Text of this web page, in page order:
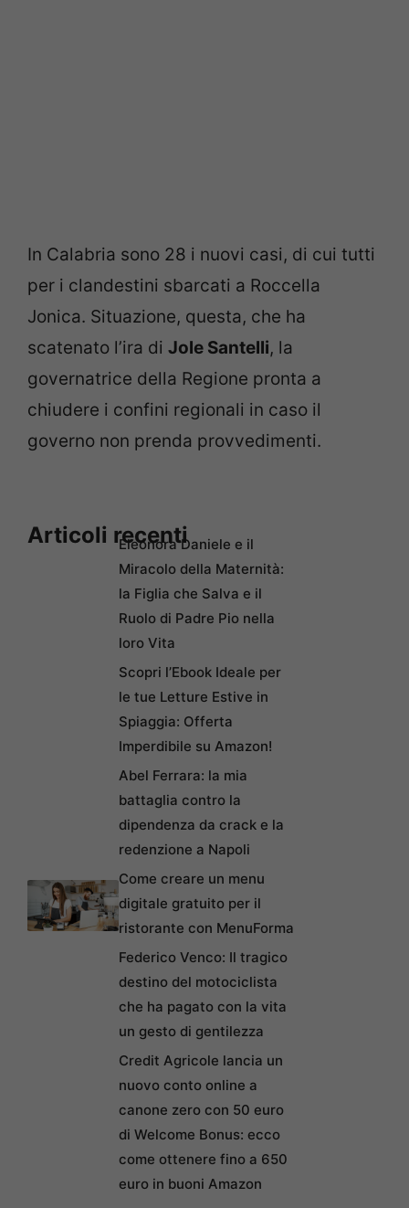
In Calabria sono 28 i nuovi casi, di cui tutti
per i clandestini sbarcati a Roccella
Jonica. Situazione, questa, che ha
scatenato l’ira di Jole Santelli, la
governatrice della Regione pronta a
chiudere i confini regionali in caso il
governo non prenda provvedimenti.
Articoli recentiEleonora Daniele e il
Miracolo della Maternità:
la Figlia che Salva e il
Ruolo di Padre Pio nella
loro Vita
Scopri l’Ebook Ideale per
le tue Letture Estive in
Spiaggia: Offerta
Imperdibile su Amazon!
Abel Ferrara: la mia
battaglia contro la
dipendenza da crack e la
redenzione a Napoli
Come creare un menu
digitale gratuito per il
ristorante con MenuForma
Federico Venco: Il tragico
destino del motociclista
che ha pagato con la vita
un gesto di gentilezza
Credit Agricole lancia un
nuovo conto online a
canone zero con 50 euro
di Welcome Bonus: ecco
come ottenere fino a 650
euro in buoni Amazon